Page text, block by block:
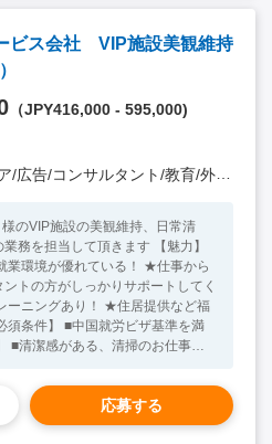
ビス会社 VIP施設美観維持
（JPY416,000 - 595,000)
ルタント/教育/外食/飲食/美容/娯楽/士業 他）
様のVIP施設の美観維持、日常清
担当して頂きます 【魅力】
環境が優れている！ ★仕事から
トの方がしっかりサポートしてく
ーニングあり！ ★住居提供など福
中国就職支援 無料斡旋サービ
応募する